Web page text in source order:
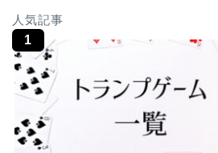
人気記事